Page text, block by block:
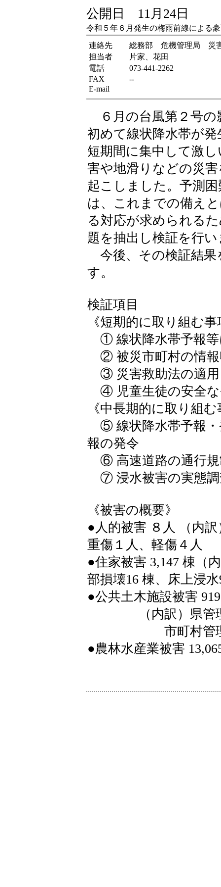
公開日 11月24日
令和５年６月発生の梅雨前線による
連絡先
総務部 危機管理局 災
担当者
片家、花田
電話
073-441-2262
FAX
--
E-mail
６月の台風第２号の
初めて線状降水帯が発
短期間に集中して激
害や地滑りなどの災
起こしました。予測
は、これまでの備え
る対応が求められる
題を抽出し検証を行
今後、その検証結果
す。
検証項目
《短期的に取り組む事
① 線状降水帯予報等
② 被災市町村の情報
③ 災害救助法の適用
④ 児童生徒の安全な
《中長期的に取り組
⑤ 線状降水帯予報・
報の発令
⑥ 高速道路の通行
⑦ 浸水被害の実態調
《被害の概要》
●人的被害 ８人 （内
重傷１人、軽傷４人
●住家被害 3,147 棟（
部損壊16 棟、床上浸
●公共土木施設被害
（内訳）県管理施
市町村管理施設
●農林水産業被害